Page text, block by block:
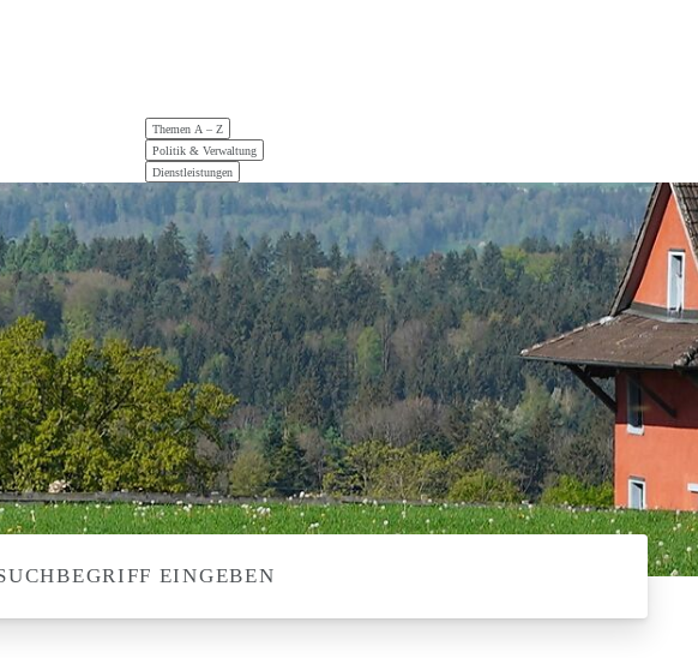
Hauptnavigation
Themen A – Z
Politik & Verwaltung
Dienstleistungen
Suche
EINGEBEN